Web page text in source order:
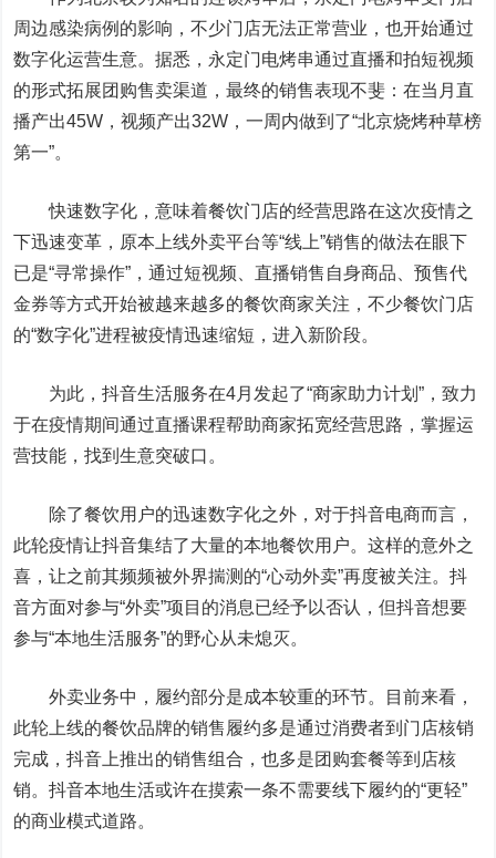
周边感染病例的影响，不少门店无法正常营业，也开始通过
数字化运营生意。据悉，永定门电烤串通过直播和拍短视频
的形式拓展团购售卖渠道，最终的销售表现不斐：在当月直
播产出45W，视频产出32W，一周内做到了“北京烧烤种草榜
第一”。
快速数字化，意味着餐饮门店的经营思路在这次疫情之
下迅速变革，原本上线外卖平台等“线上”销售的做法在眼下
已是“寻常操作”，通过短视频、直播销售自身商品、预售代
金券等方式开始被越来越多的餐饮商家关注，不少餐饮门店
的“数字化”进程被疫情迅速缩短，进入新阶段。
为此，抖音生活服务在4月发起了“商家助力计划”，致力
于在疫情期间通过直播课程帮助商家拓宽经营思路，掌握运
营技能，找到生意突破口。
除了餐饮用户的迅速数字化之外，对于抖音电商而言，
此轮疫情让抖音集结了大量的本地餐饮用户。这样的意外之
喜，让之前其频频被外界揣测的“心动外卖”再度被关注。抖
音方面对参与“外卖”项目的消息已经予以否认，但抖音想要
参与“本地生活服务”的野心从未熄灭。
外卖业务中，履约部分是成本较重的环节。目前来看，
此轮上线的餐饮品牌的销售履约多是通过消费者到门店核销
完成，抖音上推出的销售组合，也多是团购套餐等到店核
销。抖音本地生活或许在摸索一条不需要线下履约的“更轻”
的商业模式道路。